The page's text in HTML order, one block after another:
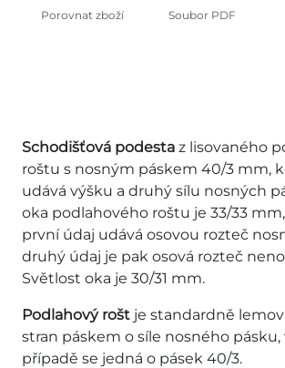
Porovnat zboží Soubor PDF
Schodišťová podesta z lisovaného
roštu s nosným páskem 40/3 mm,
udává výšku a druhý sílu nosných
oka podlahového roštu je 33/33
první údaj udává osovou rozteč
druhý údaj je pak osová rozteč
Světlost oka je 30/31 mm.
Podlahový rošt je standardně
stran páskem o síle nosného
případě se jedná o pásek 40/3.